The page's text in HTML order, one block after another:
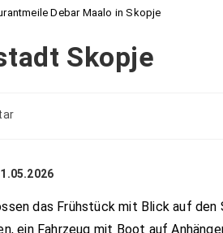
Debar Maalo in Skopje
Skopje
das Frühstück mit Blick auf den
ein Fahrzeug mit Boot auf